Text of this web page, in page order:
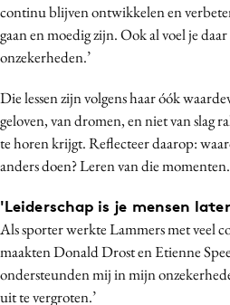
Gedragsverandering
Influencer marketing
Interne communicatie
Martech
Media
Merkstrategie
PR
Programmatic
Purpose Marketing
Reputatie & crisis
continu blijven ontwikkelen en
gaan en moedig zijn. Ook al voel je
onzekerheden.’
Die lessen zijn volgens haar óók
geloven, van dromen, en niet van slag
te horen krijgt. Reflecteer daarop:
anders doen? Leren van die
'Leiderschap is je mensen
Als sporter werkte Lammers met veel
maakten Donald Drost en Etienne
ondersteunden mij in mijn
uit te vergroten.’